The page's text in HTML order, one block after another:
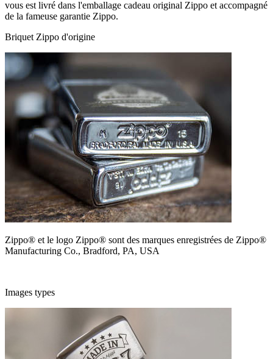
vous est livré dans l'emballage cadeau original Zippo et accompagné
de la fameuse garantie Zippo.
Briquet Zippo d'origine
Zippo® et le logo Zippo® sont des marques enregistrées de Zippo®
Manufacturing Co., Bradford, PA, USA
Images types